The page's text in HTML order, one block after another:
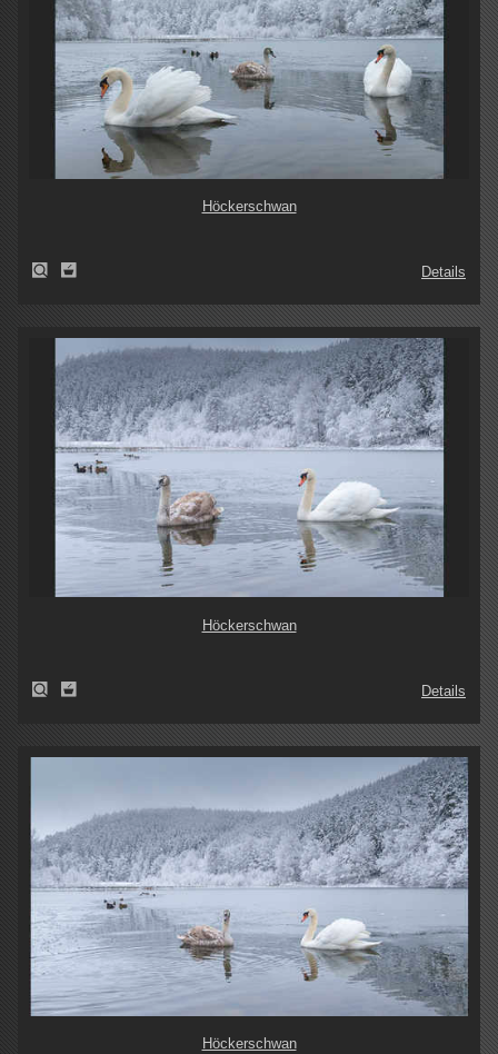
Höckerschwan
Details
Höckerschwan
Details
Höckerschwan